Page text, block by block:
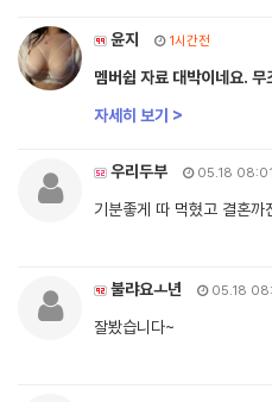
윤지 1시간전
멤버쉽 자료 대박이네요. 무
자세히 보기 >
우리두부 05.18 08:01
기분좋게 따 먹혔고 결혼까
불랴요ㅗ년 05.18
잘봤습니다~